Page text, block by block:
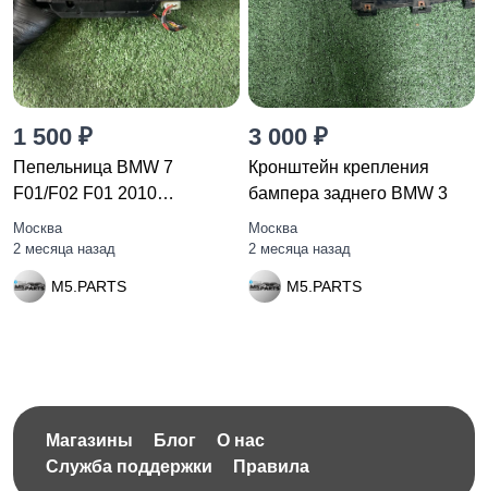
1 500 ₽
Пепельница BMW 7
F01/F02 F01 2010
51459119317
Москва
2 месяца назад
M5.PARTS
3 000 ₽
Кронштейн крепления
бампера заднего BMW 3
Москва
2 месяца назад
M5.PARTS
Магазины Блог
О нас
Служба поддержки
Правила